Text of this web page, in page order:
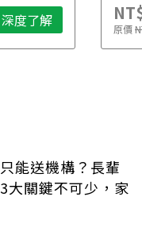
深度了解 原價
能送機構？長輩
3大關鍵不可少，家